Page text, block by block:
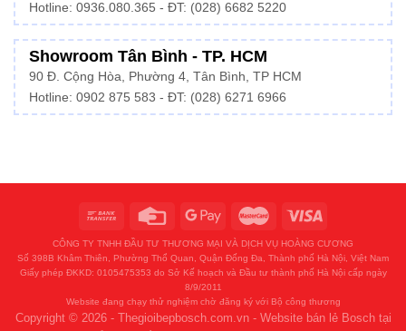
Hotline: 0936.080.365 - ĐT: (028) 6682 5220
Showroom Tân Bình - TP. HCM
90 Đ. Cộng Hòa, Phường 4, Tân Bình, TP HCM
Hotline: 0902 875 583 - ĐT: (028) 6271 6966
CÔNG TY TNHH ĐẦU TƯ THƯƠNG MẠI VÀ DỊCH VỤ HOÀNG CƯƠNG
Số 398B Khâm Thiên, Phường Thổ Quan, Quận Đống Đa, Thành phố Hà Nội, Việt Nam
Giấy phép ĐKKD: 0105475353 do Sở Kế hoạch và Đầu tư thành phố Hà Nội cấp ngày
8/9/2011
Website đang chạy thử nghiệm chờ đăng ký với Bộ công thương
Copyright © 2026 - Thegioibepbosch.com.vn - Website bán lẻ Bosch tại